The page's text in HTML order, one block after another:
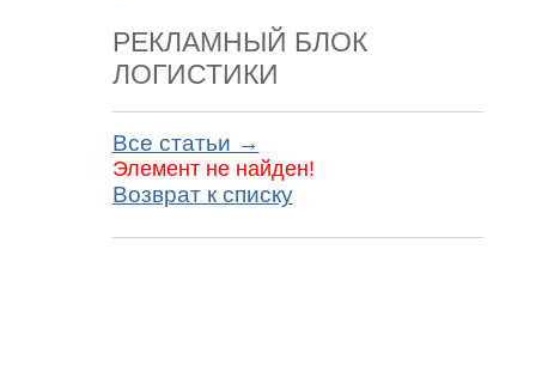
РЕКЛАМНЫЙ БЛОК
ЛОГИСТИКИ
Все статьи →
Элемент не найден!
Возврат к списку